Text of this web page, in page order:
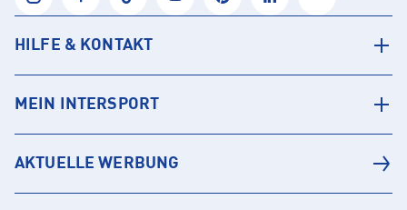
HILFE & KONTAKT
MEIN INTERSPORT
AKTUELLE WERBUNG